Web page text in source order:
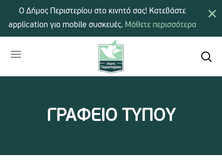
ΓΡΑΦΕΙΟ ΤΥΠΟΥ
×
Ο Δήμος Περιστερίου στο κινητό σας! Κατεβάστε
application για mobile συσκευές. Μάθετε περισσότερα